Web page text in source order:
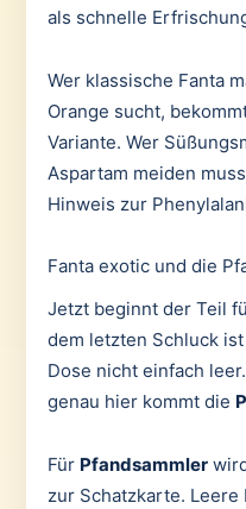
als schnelle
Wer klassische Fanta
Orange sucht,
Variante. Wer
Aspartam meiden
Hinweis zur
Fanta exotic und die
Jetzt beginnt der Teil
dem letzten Schluck
Dose nicht einfach
genau hier kommt die
Für Pfandsammler
zur Schatzkarte.